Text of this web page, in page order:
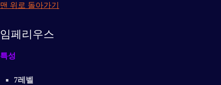
맨 위로 돌아가기
임페리우스
특성
7레벨